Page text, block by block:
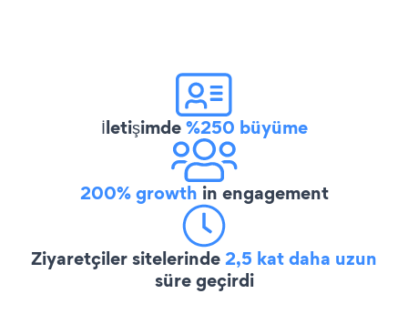
İletişimde%250 büyüme
200% growth in engagement
Ziyaretçiler sitelerinde2,5 kat daha uzun
süre geçirdi